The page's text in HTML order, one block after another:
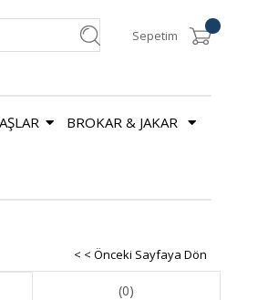
Sepetim
BROKAR & JAKAR
< < Önceki Sayfaya Dön
(0)